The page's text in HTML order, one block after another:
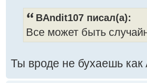
BAndit107 писал(а):
Все может быть
Ты вроде не бухаешь как